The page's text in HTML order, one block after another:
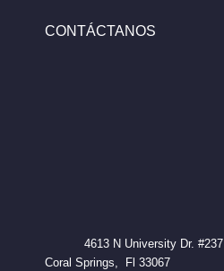
CONTÁCTANOS
4613 N University Dr. #237
Coral Springs, Fl 33067